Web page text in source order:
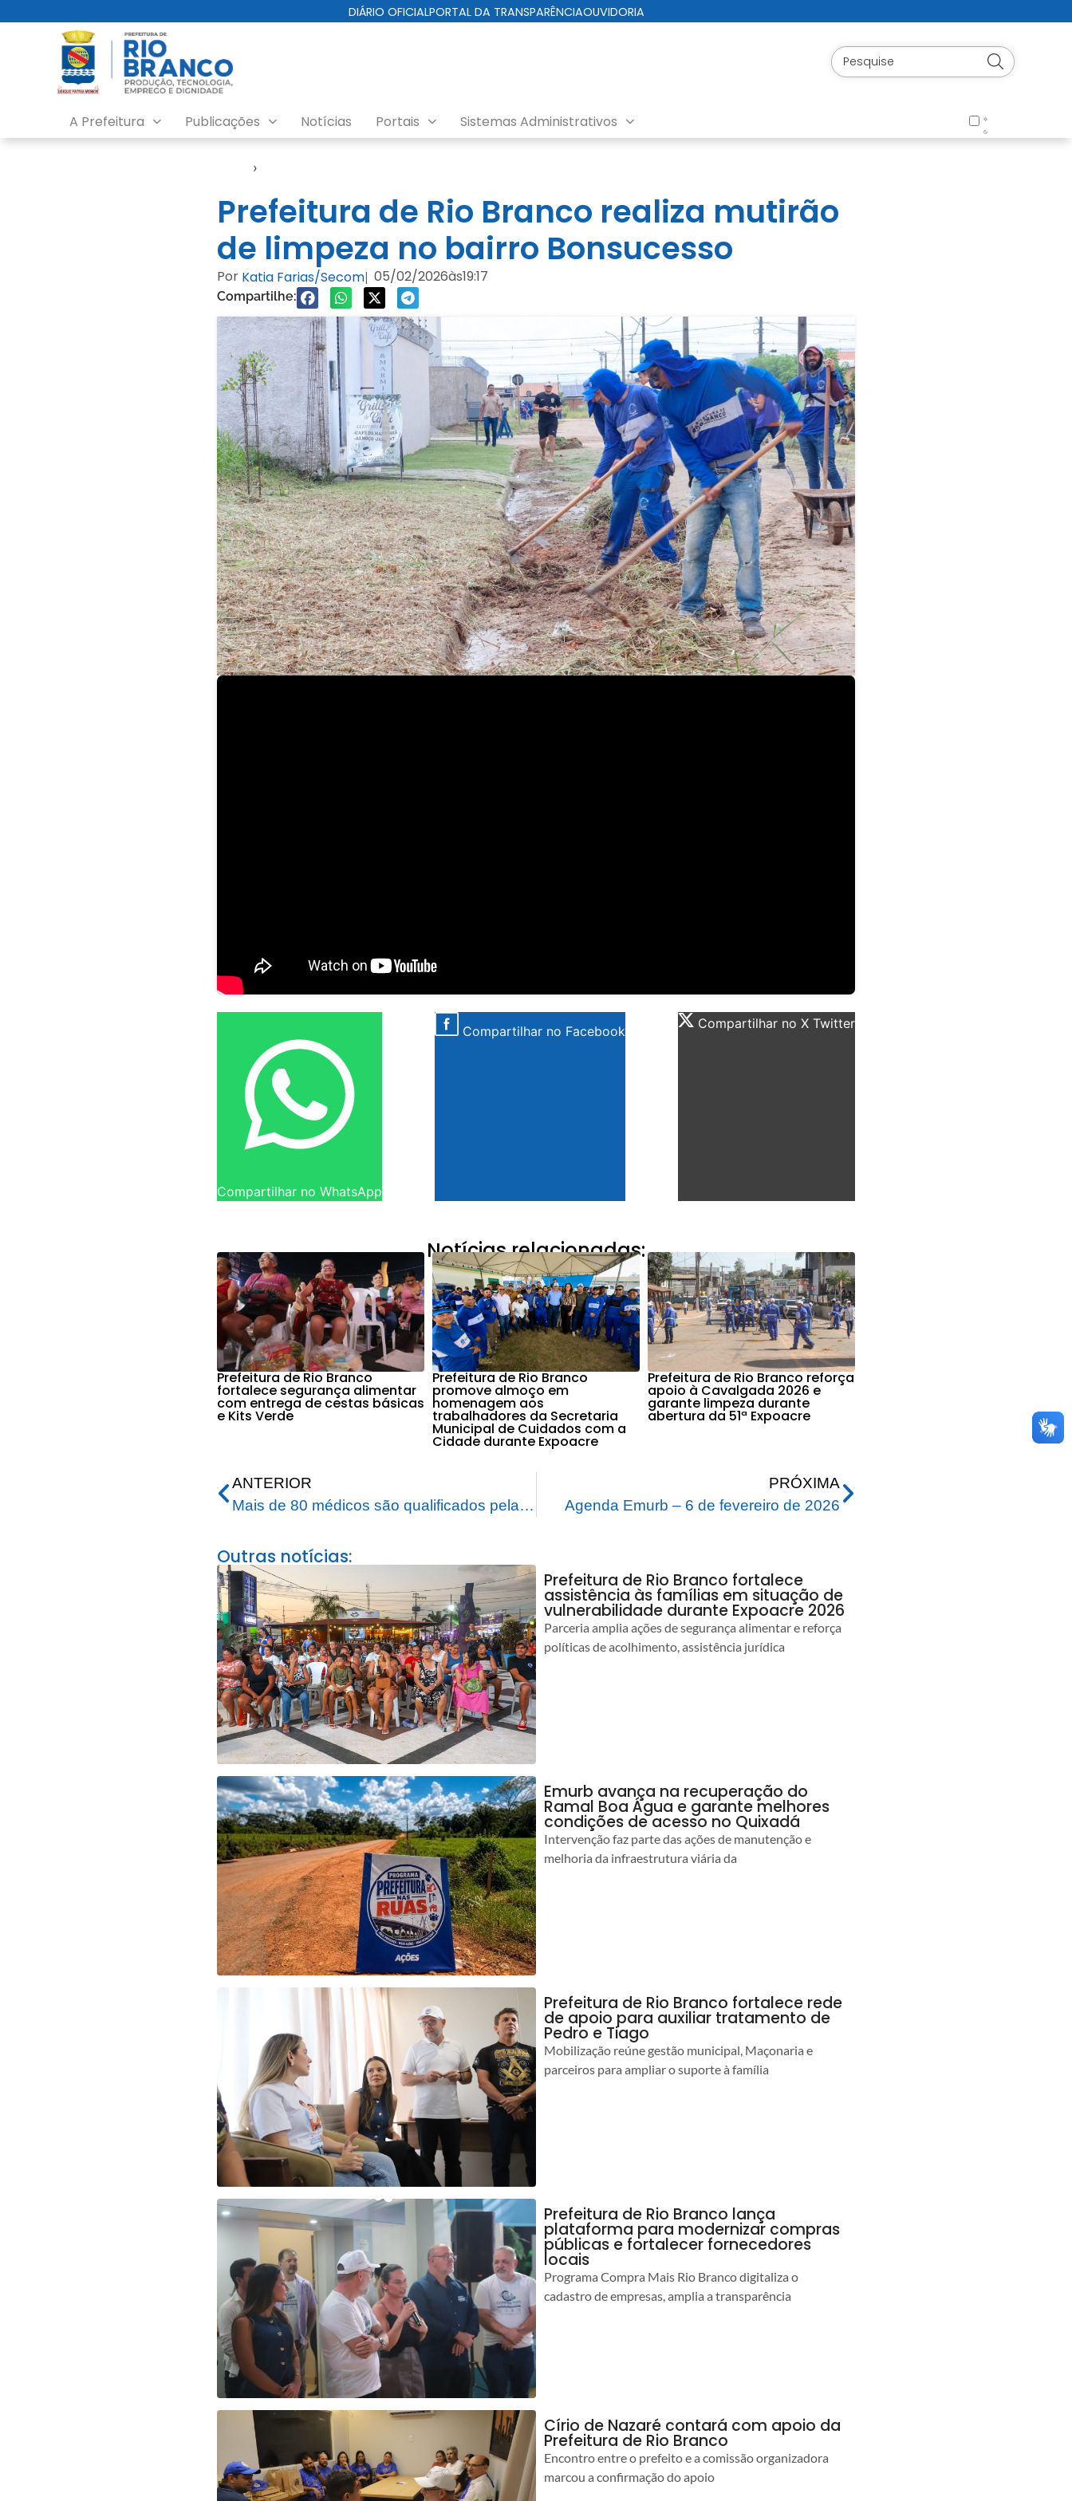
DIÁRIO OFICIALPORTAL DA TRANSPARÊNCIAOUVIDORIA
A Prefeitura Publicações Notícias Portais Sistemas Administrativos
›
Prefeitura de Rio Branco realiza mutirão
de limpeza no bairro Bonsucesso
Por Katia Farias/Secom| 05/02/2026às19:17
Compartilhe:
Compartilhar no WhatsApp
Compartilhar no Facebook Compartilhar no X Twitter
Notícias relacionadas:
Prefeitura de Rio Branco
fortalece segurança alimentar
com entrega de cestas básicas
e Kits Verde
Prefeitura de Rio Branco
promove almoço em
homenagem aos
trabalhadores da Secretaria
Municipal de Cuidados com a
Cidade durante Expoacre
Prefeitura de Rio Branco reforça
apoio à Cavalgada 2026 e
garante limpeza durante
abertura da 51ª Expoacre
ANTERIOR
Mais de 80 médicos são qualificados pela Prefeitura de Rio Branco para fortalecer o atendimento infantil
PRÓXIMA
Agenda Emurb – 6 de fevereiro de 2026
Outras notícias:
Prefeitura de Rio Branco fortalece
assistência às famílias em situação de
vulnerabilidade durante Expoacre 2026
Parceria amplia ações de segurança alimentar e reforça
políticas de acolhimento, assistência jurídica
Emurb avança na recuperação do
Ramal Boa Água e garante melhores
condições de acesso no Quixadá
Intervenção faz parte das ações de manutenção e
melhoria da infraestrutura viária da
Prefeitura de Rio Branco fortalece rede
de apoio para auxiliar tratamento de
Pedro e Tiago
Mobilização reúne gestão municipal, Maçonaria e
parceiros para ampliar o suporte à família
Prefeitura de Rio Branco lança
plataforma para modernizar compras
públicas e fortalecer fornecedores
locais
Programa Compra Mais Rio Branco digitaliza o
cadastro de empresas, amplia a transparência
Círio de Nazaré contará com apoio da
Prefeitura de Rio Branco
Encontro entre o prefeito e a comissão organizadora
marcou a confirmação do apoio